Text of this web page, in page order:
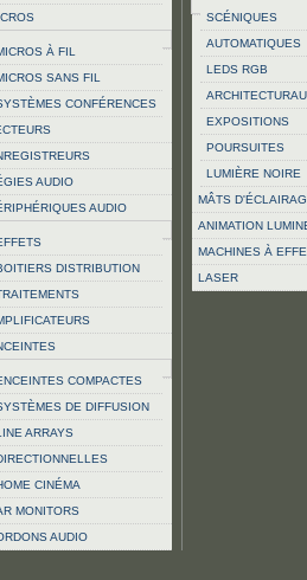
À FIL
SANS FIL
CONFÉRENCES
AUDIO
AUDIO
DISTRIBUTION
COMPACTES
DE DIFFUSION
ARRAYS
CINÉMA
MONITORS
AUDIO
SCÉNIQUES
AUTOMATIQUES
LEDS RGB
EXPOSITIONS
POURSUITES
LUMIÈRE NOIRE
MÂTS
ANIMATION
MACHINES À
LASER